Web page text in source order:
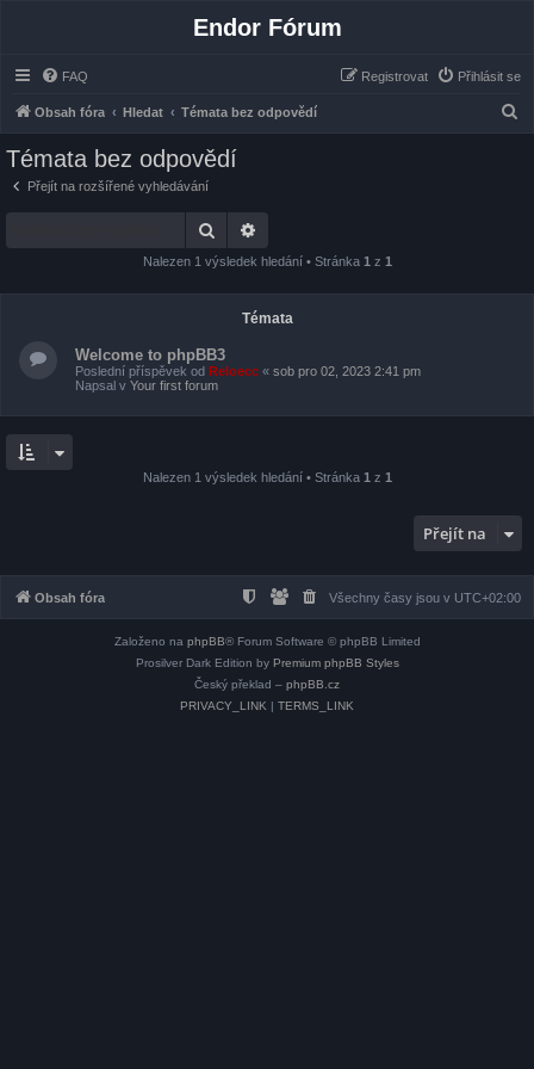
Endor Fórum
FAQ Přihlásit se
Registrovat
Obsah fóra Hledat Témata bez odpovědí
Témata bez odpovědí
Přejít na rozšířené vyhledávání
Hledat
Nalezen 1 výsledek hledání • Stránka 1 z 1
Témata
Welcome to phpBB3
Poslední příspěvek od Reloecc « sob pro 02, 2023 2:41 pm
Napsal v Your first forum
Nalezen 1 výsledek hledání • Stránka 1 z 1
Přejít na
Obsah fóra Všechny časy jsou v UTC+02:00
Založeno na phpBB® Forum Software © phpBB Limited
Prosilver Dark Edition by Premium phpBB Styles
Český překlad – phpBB.cz
PRIVACY_LINK | TERMS_LINK